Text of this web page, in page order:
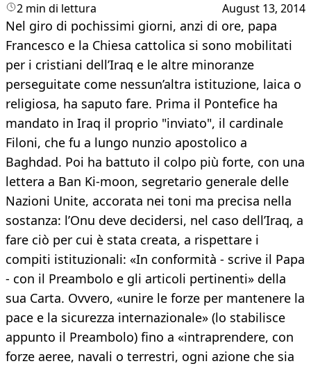
2 min di lettura August 13, 2014
Nel giro di pochissimi giorni, anzi di ore, papa
Francesco e la Chiesa cattolica si sono mobilitati
per i cristiani dell’Iraq e le altre minoranze
perseguitate come nessun’altra istituzione, laica o
religiosa, ha saputo fare. Prima il Pontefice ha
mandato in Iraq il proprio "inviato", il cardinale
Filoni, che fu a lungo nunzio apostolico a
Baghdad. Poi ha battuto il colpo più forte, con una
lettera a Ban Ki-moon, segretario generale delle
Nazioni Unite, accorata nei toni ma precisa nella
sostanza: l’Onu deve decidersi, nel caso dell’Iraq, a
fare ciò per cui è stata creata, a rispettare i
compiti istituzionali: «In conformità - scrive il Papa
- con il Preambolo e gli articoli pertinenti» della
sua Carta. Ovvero, «unire le forze per mantenere la
pace e la sicurezza internazionale» (lo stabilisce
appunto il Preambolo) fino a «intraprendere, con
forze aeree, navali o terrestri, ogni azione che sia